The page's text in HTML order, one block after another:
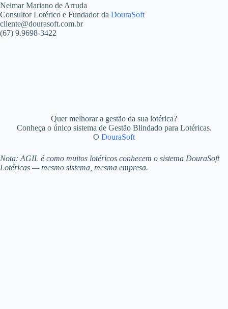
Neimar Mariano de Arruda
Consultor Lotérico e Fundador da DouraSoft
cliente@dourasoft.com.br
(67) 9.9698-3422
Quer melhorar a gestão da sua lotérica?
Conheça o único sistema de Gestão Blindado para Lotéricas.
O DouraSoft
Nota: AGIL é como muitos lotéricos conhecem o sistema DouraSoft
Lotéricas — mesmo sistema, mesma empresa.